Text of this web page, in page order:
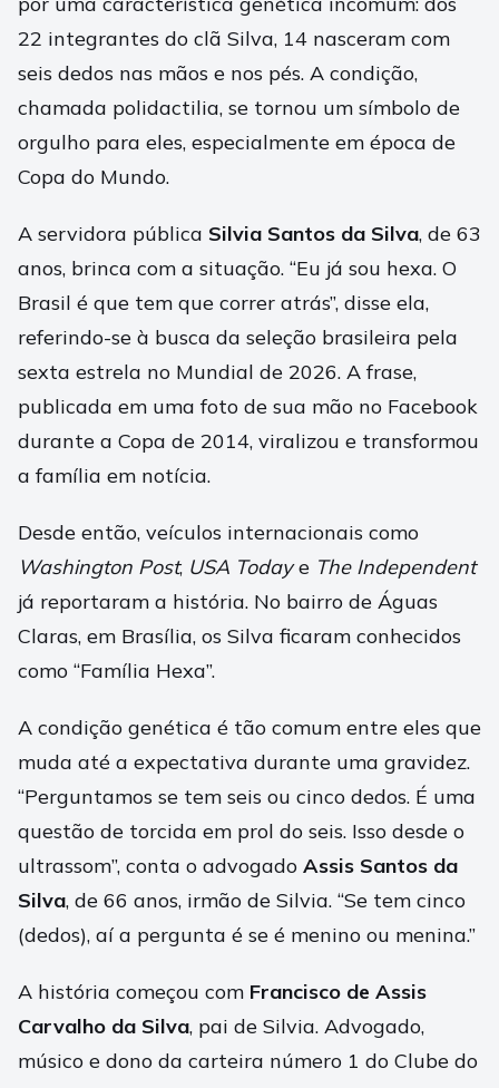
22 integrantes do clã Silva, 14 nasceram com
seis dedos nas mãos e nos pés. A condição,
chamada polidactilia, se tornou um símbolo de
orgulho para eles, especialmente em época de
Copa do Mundo.
A servidora pública Silvia Santos da Silva, de 63
anos, brinca com a situação. “Eu já sou hexa. O
Brasil é que tem que correr atrás”, disse ela,
referindo-se à busca da seleção brasileira pela
sexta estrela no Mundial de 2026. A frase,
publicada em uma foto de sua mão no Facebook
durante a Copa de 2014, viralizou e transformou
a família em notícia.
Desde então, veículos internacionais como
Washington Post, USA Todaye The Independent
já reportaram a história. No bairro de Águas
Claras, em Brasília, os Silva ficaram conhecidos
como “Família Hexa”.
A condição genética é tão comum entre eles que
muda até a expectativa durante uma gravidez.
“Perguntamos se tem seis ou cinco dedos. É uma
questão de torcida em prol do seis. Isso desde o
ultrassom”, conta o advogado Assis Santos da
Silva, de 66 anos, irmão de Silvia. “Se tem cinco
(dedos), aí a pergunta é se é menino ou menina.”
A história começou com Francisco de Assis
Carvalho da Silva, pai de Silvia. Advogado,
músico e dono da carteira número 1 do Clube do